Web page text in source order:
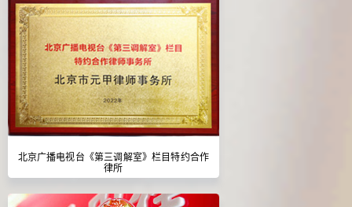
北京广播电视台《第三调解室》栏目特约合作
律所